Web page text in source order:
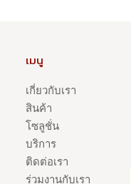
เมนู
เกี่ยวกับเรา
สินค้า
โซลูชั่น
บริการ
ติดต่อเรา
ร่วมงานกับเรา